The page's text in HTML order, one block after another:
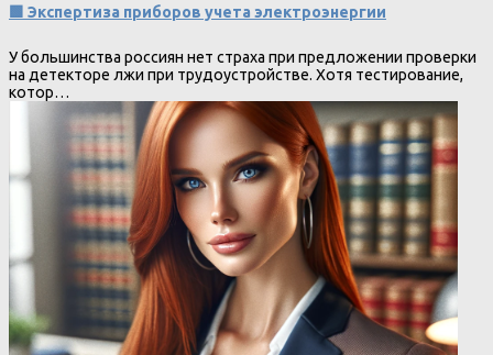
🟩 Экспертиза приборов учета электроэнергии
У большинства россиян нет страха при предложении проверки
на детекторе лжи при трудоустройстве. Хотя тестирование,
котор…